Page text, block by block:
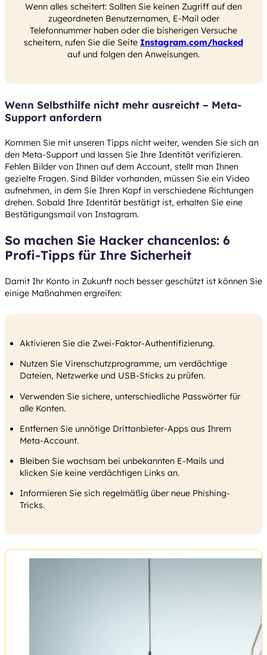
Wenn alles scheitert: Sollten Sie keinen Zugriff auf den
zugeordneten Benutzernamen, E-Mail oder
Telefonnummer haben oder die bisherigen Versuche
scheitern, rufen Sie die Seite Instagram.com/hacked
auf und folgen den Anweisungen.
Wenn Selbsthilfe nicht mehr ausreicht – Meta-
Support anfordern
Kommen Sie mit unseren Tipps nicht weiter, wenden Sie sich an
den Meta-Support und lassen Sie Ihre Identität verifizieren.
Fehlen Bilder von Ihnen auf dem Account, stellt man Ihnen
gezielte Fragen. Sind Bilder vorhanden, müssen Sie ein Video
aufnehmen, in dem Sie Ihren Kopf in verschiedene Richtungen
drehen. Sobald Ihre Identität bestätigt ist, erhalten Sie eine
Bestätigungsmail von Instagram.
So machen Sie Hacker chancenlos: 6
Profi-Tipps für Ihre Sicherheit
Damit Ihr Konto in Zukunft noch besser geschützt ist können Sie
einige Maßnahmen ergreifen:
Aktivieren Sie die Zwei-Faktor-Authentifizierung.
Nutzen Sie Virenschutzprogramme, um verdächtige
Dateien, Netzwerke und USB-Sticks zu prüfen.
Verwenden Sie sichere, unterschiedliche Passwörter für
alle Konten.
Entfernen Sie unnötige Drittanbieter-Apps aus Ihrem
Meta-Account.
Bleiben Sie wachsam bei unbekannten E-Mails und
klicken Sie keine verdächtigen Links an.
Informieren Sie sich regelmäßig über neue Phishing-
Tricks.